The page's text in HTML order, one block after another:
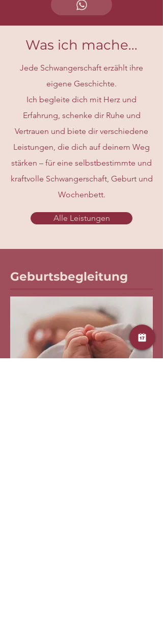
Was ich mache...
Jede Schwangerschaft erzählt ihre
eigene Geschichte.
Ich begleite dich mit Herz und
Erfahrung, schenke dir Ruhe und
Vertrauen und biete dir verschiedene
Leistungen, die dich auf deinem Weg
stärken – für eine selbstbestimmte und
kraftvolle Schwangerschaft, Geburt und
Wochenbett.
Alle Leistungen
Geburtsbegleitung